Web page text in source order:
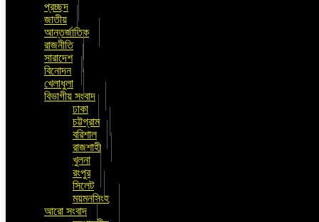
প্রচ্ছদ
জাতীয়
আন্তর্জাতিক
রাজনীতি
সারাদেশ
বিনোদন
খেলাধুলা
বিভাগীয় সংবাদ
ঢাকা
চট্টগ্রাম
বরিশাল
রাজশাহী
খুলনা
রংপুর
সিলেট
ময়মনসিংহ
আরো সংবাদ